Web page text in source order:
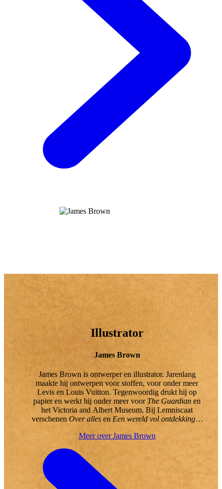
Illustrator
James Brown
James Brown is ontwerper en illustrator. Jarenlang
maakte hij ontwerpen voor stoffen, voor onder meer
Levis en Louis Vuitton. Tegenwoordig drukt hij op
papier en werkt hij onder meer voor The Guardian en
het Victoria and Albert Museum. Bij Lemniscaat
verschenen Over allesen Een wereld vol ontdekkingen
Meer over James Brown